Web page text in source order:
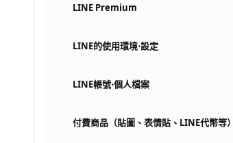
LINE Premium
LINE的使用環境⋅設定
LINE帳號⋅個人檔案
付費商品（貼圖、表情貼、LINE代幣等）